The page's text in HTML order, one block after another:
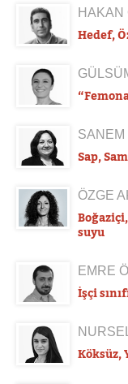
HAKAN
Hedef,
SANEM
Sap,
ÖZGE
suyu
EMRE
İşçi
Köksüz,